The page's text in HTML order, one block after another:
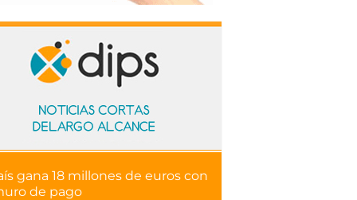
gana 18 millones de euros con
de pago